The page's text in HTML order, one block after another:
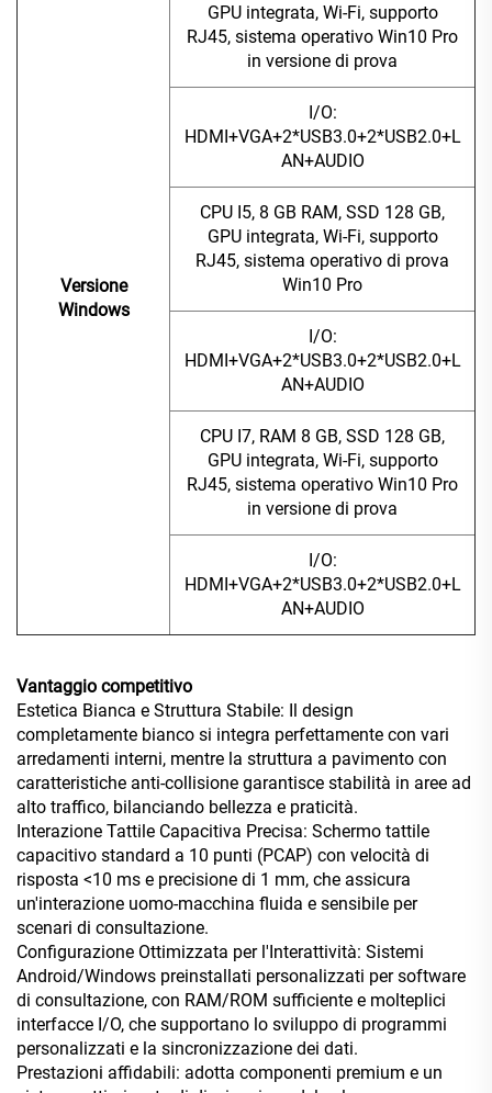
Versione
Windows
GPU integrata, Wi-Fi, supporto
RJ45, sistema operativo Win10 Pro
in versione di prova
I/O:
HDMI+VGA+2*USB3.0+2*USB2.0+L
AN+AUDIO
CPU I5, 8 GB RAM, SSD 128 GB,
GPU integrata, Wi-Fi, supporto
RJ45, sistema operativo di prova
Win10 Pro
I/O:
HDMI+VGA+2*USB3.0+2*USB2.0+L
AN+AUDIO
CPU I7, RAM 8 GB, SSD 128 GB,
GPU integrata, Wi-Fi, supporto
RJ45, sistema operativo Win10 Pro
in versione di prova
I/O:
HDMI+VGA+2*USB3.0+2*USB2.0+L
AN+AUDIO
Vantaggio competitivo
Estetica Bianca e Struttura Stabile: Il design
completamente bianco si integra perfettamente con vari
arredamenti interni, mentre la struttura a pavimento con
caratteristiche anti-collisione garantisce stabilità in aree ad
alto traffico, bilanciando bellezza e praticità.
Interazione Tattile Capacitiva Precisa: Schermo tattile
capacitivo standard a 10 punti (PCAP) con velocità di
risposta <10 ms e precisione di 1 mm, che assicura
un'interazione uomo-macchina fluida e sensibile per
scenari di consultazione.
Configurazione Ottimizzata per l'Interattività: Sistemi
Android/Windows preinstallati personalizzati per software
di consultazione, con RAM/ROM sufficiente e molteplici
interfacce I/O, che supportano lo sviluppo di programmi
personalizzati e la sincronizzazione dei dati.
Prestazioni affidabili: adotta componenti premium e un